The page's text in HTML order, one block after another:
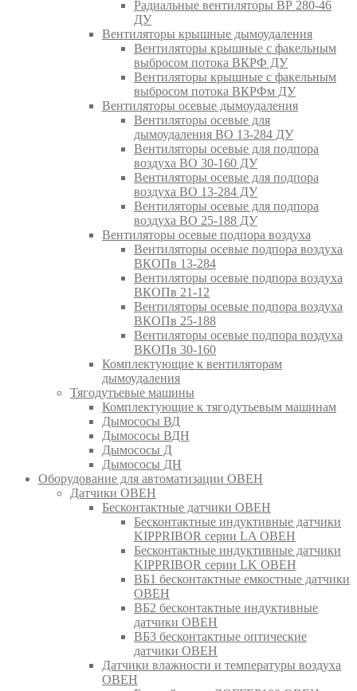
Радиальные вентиляторы ВР 280-46
ДУ
Вентиляторы крышные дымоудаления
Вентиляторы крышные с факельным
выбросом потока ВКРФ ДУ
Вентиляторы крышные с факельным
выбросом потока ВКРФм ДУ
Вентиляторы осевые дымоудаления
Вентиляторы осевые для
дымоудаления ВО 13-284 ДУ
Вентиляторы осевые для подпора
воздуха ВО 30-160 ДУ
Вентиляторы осевые для подпора
воздуха ВО 13-284 ДУ
Вентиляторы осевые для подпора
воздуха ВО 25-188 ДУ
Вентиляторы осевые подпора воздуха
Вентиляторы осевые подпора воздуха
ВКОПв 13-284
Вентиляторы осевые подпора воздуха
ВКОПв 21-12
Вентиляторы осевые подпора воздуха
ВКОПв 25-188
Вентиляторы осевые подпора воздуха
ВКОПв 30-160
Комплектующие к вентиляторам
дымоудаления
Тягодутьевые машины
Комплектующие к тягодутьевым машинам
Дымососы ВД
Дымососы ВДН
Дымососы Д
Дымососы ДН
Оборудование для автоматизации ОВЕН
Датчики ОВЕН
Бесконтактные датчики ОВЕН
Бесконтактные индуктивные датчики
KIPPRIBOR серии LA ОВЕН
Бесконтактные индуктивные датчики
KIPPRIBOR серии LK ОВЕН
ВБ1 бесконтактные емкостные датчики
ОВЕН
ВБ2 бесконтактные индуктивные
датчики ОВЕН
ВБ3 бесконтактные оптические
датчики ОВЕН
Датчики влажности и температуры воздуха
ОВЕН